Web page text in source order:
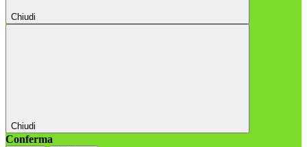
Chiudi
Chiudi
Conferma